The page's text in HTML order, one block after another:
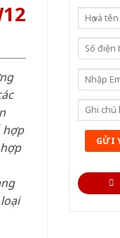
hợp